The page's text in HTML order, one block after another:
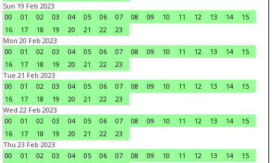
Sun 19 Feb 2023
00
01 02 03 04 05 06 07 08 09 10 11 12 13 14
15
16
17 18 19 20 21 22
23
Mon 20 Feb 2023
00
01 02 03 04 05 06 07 08 09 10 11 12 13 14
15
16
17 18 19 20 21 22
23
Tue 21 Feb 2023
00
01 02 03 04 05 06 07 08 09 10 11 12 13 14
15
16
17 18 19 20 21 22
23
Wed 22 Feb 2023
00
01 02 03 04 05 06 07 08 09 10 11 12 13 14
15
16
17 18 19 20 21 22
23
Thu 23 Feb 2023
00
01 02 03 04 05 06 07 08 09 10 11 12 13 14
15